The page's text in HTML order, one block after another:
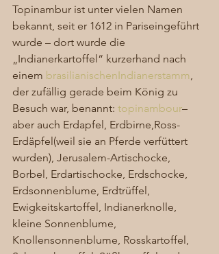
Topinambur ist unter vielen Namen
bekannt, seit er 1612 in Pariseingeführt
wurde – dort wurde die
„Indianerkartoffel“ kurzerhand nach
einem brasilianischenIndianerstamm
der zufällig gerade beim König zu
Besuch war, benannt: topinambour–
aber auch Erdapfel, Erdbirne,Ross-
Erdäpfel(weil sie an Pferde verfüttert
wurden), Jerusalem-Artischocke,
Borbel, Erdartischocke, Erdschocke,
Erdsonnenblume, Erdtrüffel,
Ewigkeitskartoffel, Indianerknolle,
kleine Sonnenblume,
Knollensonnenblume, Rosskartoffel,